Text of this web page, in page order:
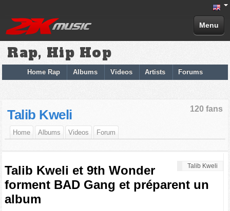
Menu
Rap, Hip Hop
Home Rap Albums Videos Artists Forums
120 fans
Talib Kweli
Home Albums Videos Forum
Talib Kweli
Talib Kweli et 9th Wonder
forment BAD Gang et préparent un
album